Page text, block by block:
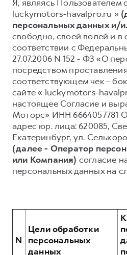
от 3 799 000 ₽
Тест-драйв
Трейд-ин
КРЕДИТ И
Кредитный калькулятор
Страхование
Кредит
КОРПОРАТИВНЫМ
Для малого бизнеса
Система управления
Сервис для
HAVAL Лизинг
СЕРВИСНОЕ
Нулевое ТО
Программа «Помощь на
Регламенты технического
Электронный ПТС
ПОДДЕРЖКА
GWM Безопасность
Гарантия HAVAL
Мобильное приложение
АКСЕССУАРЫ HAVAL
О дилере
Наша команда
Контакты
Я, являясь Пользователем
luckymotors-havalpro.ru »
персональных данных и/
свободно, своей волей и в
соответствии с
27.07.2006 N 152 - ФЗ «О
посредством
соответствующем чек –
сайте « luckymotors-
настоящее Согласие и
Моторс» ИНН 6664057781
адрес юр. лица: 620085,
Екатеринбург, ул.
(далее - Оператор
или Компания) согласие
персональных данных на
N
Цели обработки
персональных
данных